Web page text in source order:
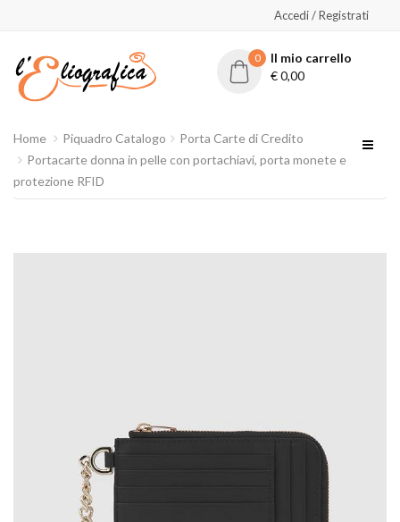
Accedi / Registrati
0
Il mio carrello
€0,00
Home Piquadro Catalogo
Porta Carte di Credito
Portacarte donna in pelle con portachiavi, porta monete e
protezione RFID